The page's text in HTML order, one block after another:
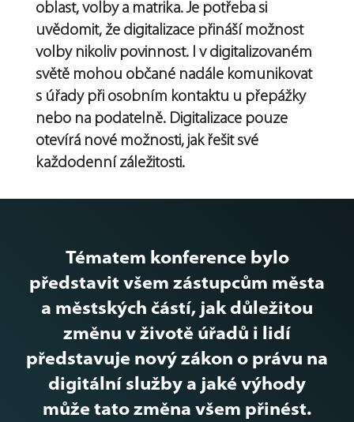
oblast, volby a matrika. Je potřeba si
uvědomit, že digitalizace přináší možnost
volby nikoliv povinnost. I v digitalizovaném
světě mohou občané nadále komunikovat
s úřady při osobním kontaktu u přepážky
nebo na podatelně. Digitalizace pouze
otevírá nové možnosti, jak řešit své
každodenní záležitosti.
Tématem konference bylo
představit všem zástupcům města
a městských částí, jak důležitou
změnu v životě úřadů i lidí
představuje nový zákon o právu na
digitální služby a jaké výhody
může tato změna všem přinést.